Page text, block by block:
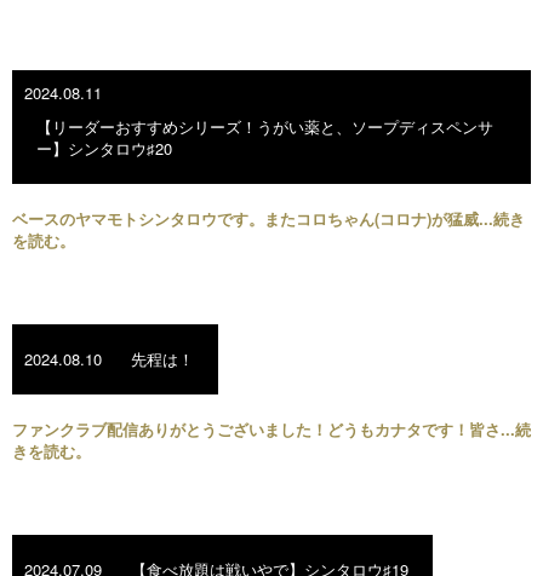
2024.08.11
【リーダーおすすめシリーズ！うがい薬と、ソープディスペンサ
ー】シンタロウ♯20
ベースのヤマモトシンタロウです。またコロちゃん(コロナ)が猛威...続き
を読む。
2024.08.10 先程は！
ファンクラブ配信ありがとうございました！どうもカナタです！皆さ...続
きを読む。
2024.07.09 【食べ放題は戦いやで】シンタロウ♯19